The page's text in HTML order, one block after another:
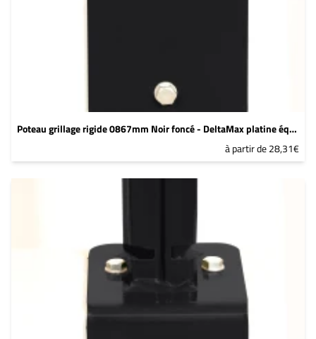
Poteau grillage rigide 0867mm Noir foncé - DeltaMax platine équerre soudée
à partir de 28,31€